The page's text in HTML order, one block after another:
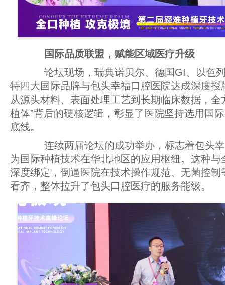
国际品质联盟，赋能区域医疗升级
论坛现场，瑞典诺贝尔、德国GI、以色
特四大国际品牌与包头幸福口腔医院达成深度授
从源头材料、表面处理工艺到长期临床数据，全
植体”背后的硬核逻辑，彰显了医院坚持选用国
底线。
连续两届论坛的成功举办，标志着包头幸
为国际种植技术在华北地区的应用枢纽。这种与
深度绑定，倒逼医院在技术操作规范、无菌控制
看齐，整体拉升了包头口腔医疗的服务能级。